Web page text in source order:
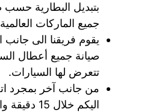
بتبديل البطارية حسب
جميع الماركات
يقوم فريقنا الى جانب
صيانة جميع أعطال
تتعرض لها السيارات.
من جانب آخر بمجرد
اليكم خلال